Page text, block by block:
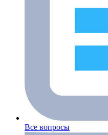
Все вопросы